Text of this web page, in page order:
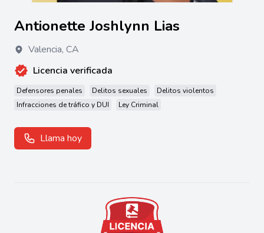
Antionette Joshlynn Lias
Valencia, CA
Licencia verificada
Defensores penales Delitos sexuales
Delitos violentos
Infracciones de tráfico y DUI
Ley Criminal
Llama hoy